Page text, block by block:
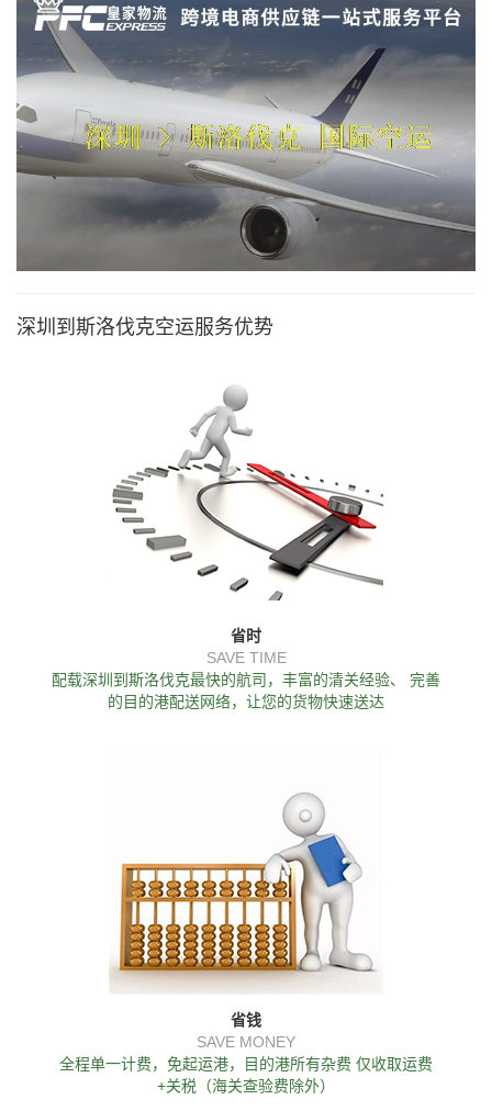
深圳到斯洛伐克空运服务优势
省时
SAVE TIME
配载深圳到斯洛伐克最快的航司，丰富的清关经验、 完善
的目的港配送网络，让您的货物快速送达
省钱
SAVE MONEY
全程单一计费，免起运港，目的港所有杂费 仅收取运费
+关税（海关查验费除外）